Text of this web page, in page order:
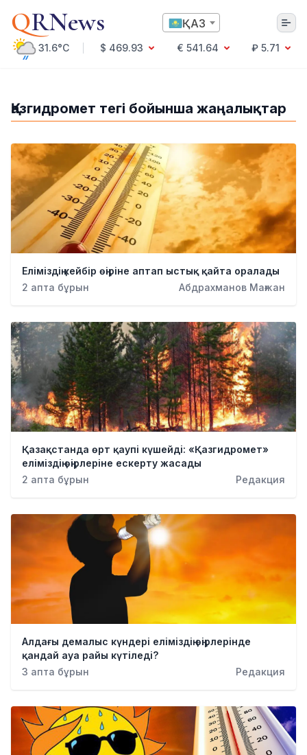
QRNews ҚАЗ
31.6°C $ 469.93 € 541.64
₽ 5.71
Мәдениет
Саясат
Технология
Экономика
Әлемде
Қоғам
Білім және Ғылым
Оқиға
Ауа райы
Денсаулық
Қазгидромет тегі бойынша жаңалықтар
Еліміздің кейбір өңіріне аптап ыстық қайта оралады
2 апта бұрын
Абдрахманов Мағжан
Қазақстанда өрт қаупі күшейді: «Қазгидромет»
еліміздің өңірлеріне ескерту жасады
2 апта бұрын
Редакция
Алдағы демалыс күндері еліміздің өңірлерінде
қандай ауа райы күтіледі?
3 апта бұрын
Редакция